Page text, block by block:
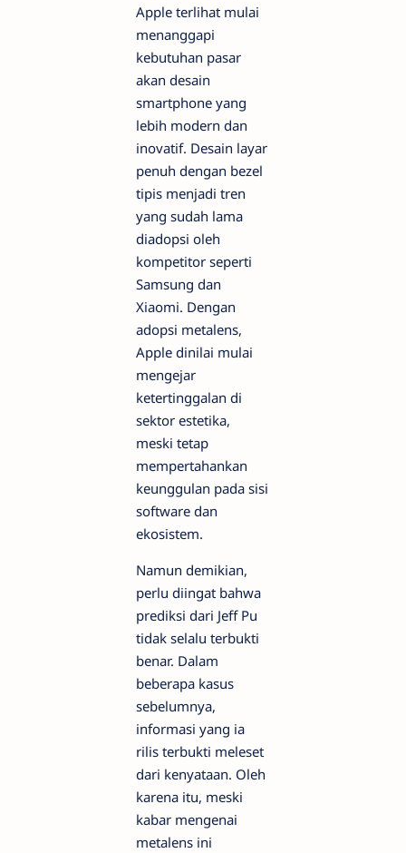
Apple terlihat mulai
menanggapi
kebutuhan pasar
akan desain
smartphone yang
lebih modern dan
inovatif. Desain layar
penuh dengan bezel
tipis menjadi tren
yang sudah lama
diadopsi oleh
kompetitor seperti
Samsung dan
Xiaomi. Dengan
adopsi metalens,
Apple dinilai mulai
mengejar
ketertinggalan di
sektor estetika,
meski tetap
mempertahankan
keunggulan pada sisi
software dan
ekosistem.
Namun demikian,
perlu diingat bahwa
prediksi dari Jeff Pu
tidak selalu terbukti
benar. Dalam
beberapa kasus
sebelumnya,
informasi yang ia
rilis terbukti meleset
dari kenyataan. Oleh
karena itu, meski
kabar mengenai
metalens ini